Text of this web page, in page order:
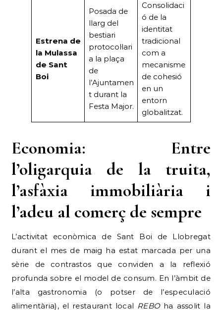
Estrena de
la Mulassa
de Sant
Boi
Posada de
llarg del
bestiari
protocol·lari
a la plaça
de
l’Ajuntamen
t durant la
Festa Major.
Consolidaci
ó de la
identitat
tradicional
com a
mecanisme
de cohesió
en un
entorn
globalitzat.
Economia: Entre
l’oligarquia de la truita,
l’asfàxia immobiliària i
l’adeu al comerç de sempre
L’activitat econòmica de Sant Boi de Llobregat
durant el mes de maig ha estat marcada per una
sèrie de contrastos que conviden a la reflexió
profunda sobre el model de consum. En l’àmbit de
l’alta gastronomia (o potser de l’especulació
alimentària), el restaurant local REBOha assolit la